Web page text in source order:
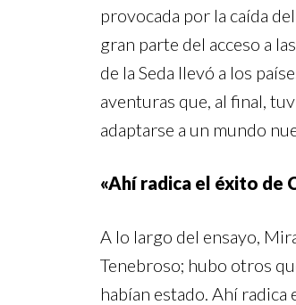
provocada por la caída
gran parte del acceso a
de la Seda llevó a los
aventuras que, al final,
adaptarse a un mundo
«Ahí radica el éxito de
A lo largo del ensayo,
Tenebroso; hubo otros
habían estado. Ahí